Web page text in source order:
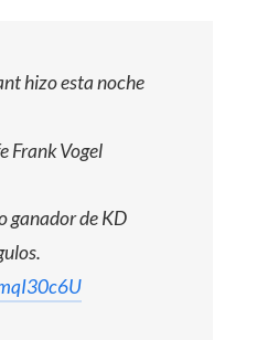
hizo esta noche
Frank Vogel
ganador de KD